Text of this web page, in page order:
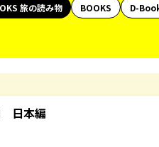
旅の読み物 BOOKS
D-
日本編